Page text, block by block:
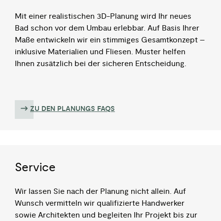
Mit einer realistischen 3D-Planung wird Ihr neues
Bad schon vor dem Umbau erlebbar. Auf Basis Ihrer
Maße entwickeln wir ein stimmiges Gesamtkonzept –
inklusive Materialien und Fliesen. Muster helfen
Ihnen zusätzlich bei der sicheren Entscheidung.
ZU DEN PLANUNGS FAQS
Service
Wir lassen Sie nach der Planung nicht allein. Auf
Wunsch vermitteln wir qualifizierte Handwerker
sowie Architekten und begleiten Ihr Projekt bis zur